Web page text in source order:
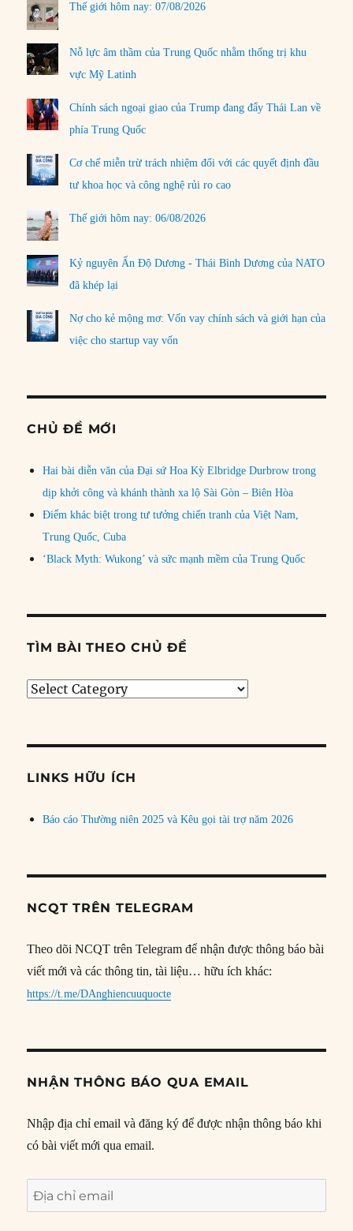
Thế giới hôm nay: 07/08/2026
Nỗ lực âm thầm của Trung Quốc nhằm thống trị khu
vực Mỹ Latinh
Chính sách ngoại giao của Trump đang đẩy Thái Lan về
phía Trung Quốc
Cơ chế miễn trừ trách nhiệm đối với các quyết định đầu
tư khoa học và công nghệ rủi ro cao
Thế giới hôm nay: 06/08/2026
Kỷ nguyên Ấn Độ Dương - Thái Bình Dương của NATO
đã khép lại
Nợ cho kẻ mộng mơ: Vốn vay chính sách và giới hạn của
việc cho startup vay vốn
CHỦ ĐỀ MỚI
Hai bài diễn văn của Đại sứ Hoa Kỳ Elbridge Durbrow trong
dịp khởi công và khánh thành xa lộ Sài Gòn – Biên Hòa
Điểm khác biệt trong tư tưởng chiến tranh của Việt Nam,
Trung Quốc, Cuba
‘Black Myth: Wukong’ và sức mạnh mềm của Trung Quốc
TÌM BÀI THEO CHỦ ĐỀ
Tìm
đề
LINKS HỮU ÍCH
Báo cáo Thường niên 2025 và Kêu gọi tài trợ năm 2026
NCQT TRÊN TELEGRAM
Theo dõi NCQT trên Telegram để nhận được thông báo bài
viết mới và các thông tin, tài liệu… hữu ích khác:
https://t.me/DAnghiencuuquocte
NHẬN THÔNG BÁO QUA EMAIL
Nhập địa chỉ email và đăng ký để được nhận thông báo khi
có bài viết mới qua email.
Địa
chỉ